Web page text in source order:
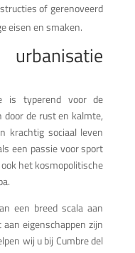
of gerenoveerd
eisen en smaken.
is typerend voor de
door de rust en kalmte,
krachtig sociaal leven
een passie voor sport
het kosmopolitische
een breed scala aan
eigenschappen zijn
wij u bij Cumbre del